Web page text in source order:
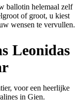
ballotin helemaal zelf
of groot, u kiest
wensen te vervullen.
Leonidas
voor een heerlijke
in Gien.